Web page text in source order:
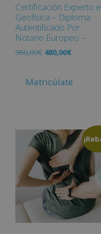
Certificación Experto
Geofísica – Diploma
Autentificado Por
Notario Europeo –
960,00€ 480,00€
Matricúlate